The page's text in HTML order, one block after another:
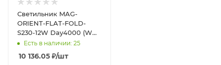
Светильник MAG-
ORIENT-FLAT-FOLD-
S230-12W Day4000 (WH,
80 deg, 48V, DALI)
(Arlight, IP20 Металл, 3
го
Есть в наличии: 25
10 136.05 ₽/шт